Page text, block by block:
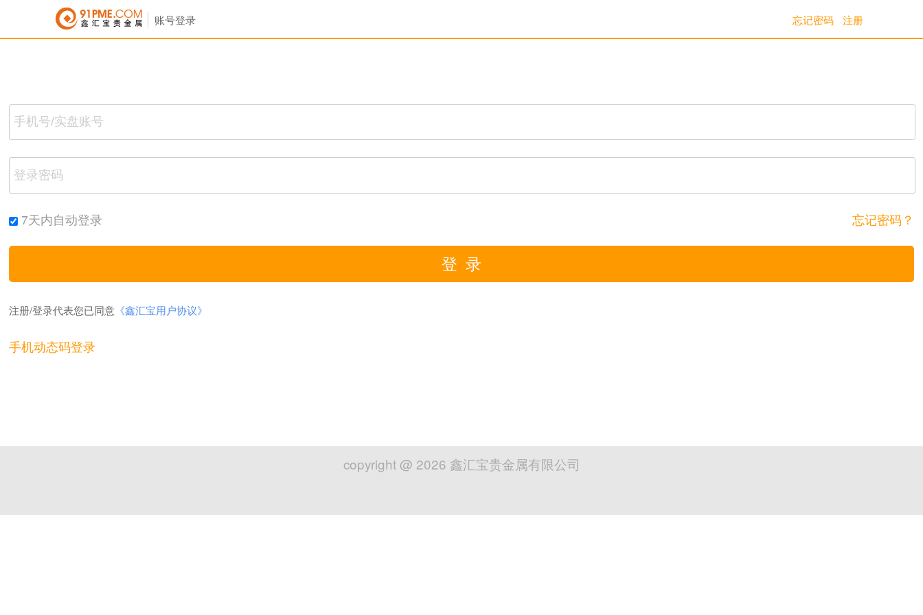
账号登录 忘记密码 注册
7天内自动登录 忘记密码？
注册/登录代表您已同意《鑫汇宝用户协议》
手机动态码登录
copyright @ 2026 鑫汇宝贵金属有限公司